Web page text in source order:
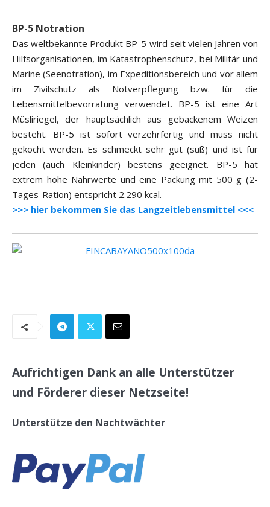
BP-5 Notration
Das weltbekannte Produkt BP-5 wird seit vielen Jahren von
Hilfsorganisationen, im Katastrophenschutz, bei Militär und
Marine (Seenotration), im Expeditionsbereich und vor allem
im Zivilschutz als Notverpflegung bzw. für die
Lebensmittelbevorratung verwendet. BP-5 ist eine Art
Müsliriegel, der hauptsächlich aus gebackenem Weizen
besteht. BP-5 ist sofort verzehrfertig und muss nicht
gekocht werden. Es schmeckt sehr gut (süß) und ist für
jeden (auch Kleinkinder) bestens geeignet. BP-5 hat
extrem hohe Nährwerte und eine Packung mit 500 g (2-
Tages-Ration) entspricht 2.290 kcal.
>>> hier bekommen Sie das Langzeitlebensmittel <<<
Aufrichtigen Dank an alle Unterstützer
und Förderer dieser Netzseite!
Unterstütze den Nachtwächter